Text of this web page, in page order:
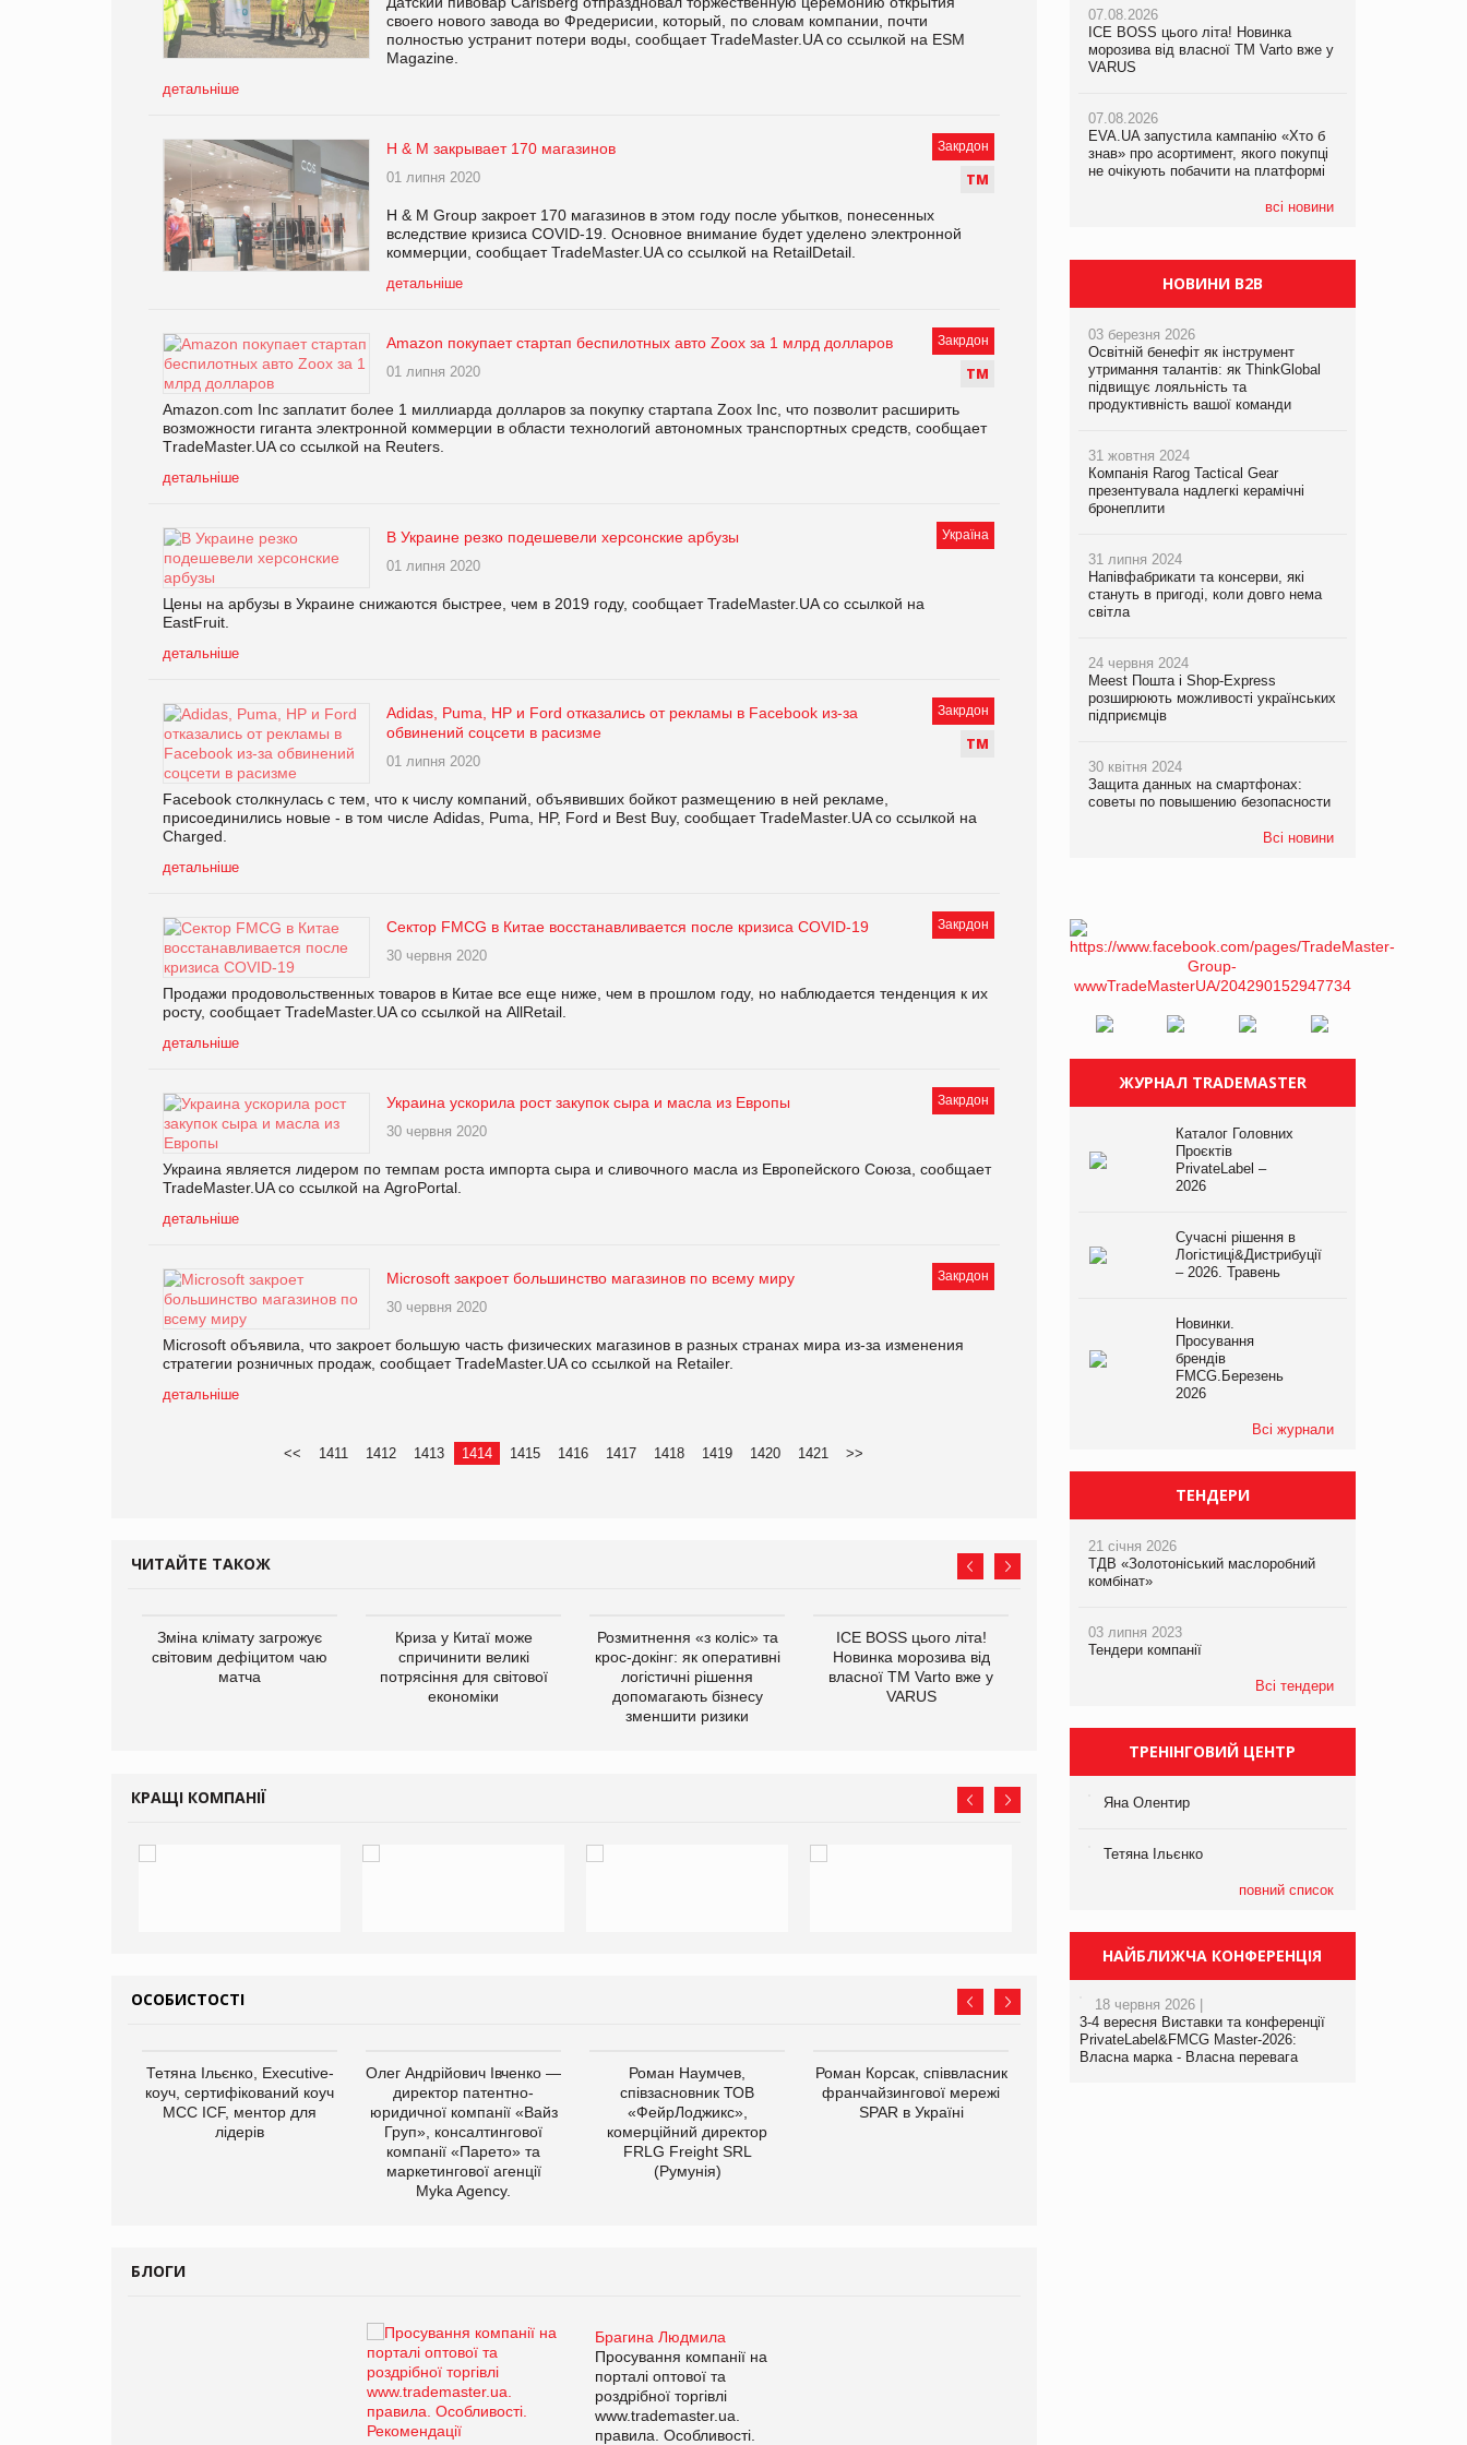
своего нового завода во Фредерисии, который, по словам компании, почти
полностью устранит потери воды, сообщает TradeMaster.UA со ссылкой на ESM
Magazine.
детальніше
Закрдон
ТМ
H & M закрывает 170 магазинов
01 липня 2020
H & M Group закроет 170 магазинов в этом году после убытков, понесенных
вследствие кризиса COVID-19. Основное внимание будет уделено электронной
коммерции, сообщает TradeMaster.UA со ссылкой на RetailDеtail.
детальніше
Закрдон
ТМ
Amazon покупает стартап беспилотных авто Zoox за 1 млрд долларов
01 липня 2020
Amazon.com Inc заплатит более 1 миллиарда долларов за покупку стартапа Zoox Inc, что позволит расширить
возможности гиганта электронной коммерции в области технологий автономных транспортных средств, сообщает
ТradeMaster.UA со ссылкой на Reuters.
детальніше
Україна
В Украине резко подешевели херсонские арбузы
01 липня 2020
Цены на арбузы в Украине снижаются быстрее, чем в 2019 году, сообщает TradeMaster.UA со ссылкой на
EastFruit.
детальніше
Закрдон
ТМ
Adidas, Puma, НР и Ford отказались от рекламы в Facebook из-за
обвинений соцсети в расизме
01 липня 2020
Facebook столкнулась с тем, что к числу компаний, объявивших бойкот размещению в ней рекламе,
присоединились новые - в том числе Adidas, Puma, HP, Ford и Best Buy, сообщает TradeMaster.UA со ссылкой на
Charged.
детальніше
Закрдон
Сектор FMCG в Китае восстанавливается после кризиса COVID-19
30 червня 2020
Продажи продовольственных товаров в Китае все еще ниже, чем в прошлом году, но наблюдается тенденция к их
росту, сообщает TradeMaster.UA со ссылкой на AllRetail.
детальніше
Закрдон
Украина ускорила рост закупок сыра и масла из Европы
30 червня 2020
Украина является лидером по темпам роста импорта сыра и сливочного масла из Европейского Союза, сообщает
TradeMaster.UA со ссылкой на AgroPortal.
детальніше
Закрдон
Microsoft закроет большинство магазинов по всему миру
30 червня 2020
Microsoft объявила, что закроет большую часть физических магазинов в разных странах мира из-за изменения
стратегии розничных продаж, сообщает TradeMaster.UA со ссылкой на Retailer.
детальніше
<< 1411 1412 1413 1414 1415 1416 1417 1418 1419 1420 1421 >>
ЧИТАЙТЕ ТАКОЖ
Зміна клімату загрожує
світовим дефіцитом чаю
матча
Криза у Китаї може
спричинити великі
потрясіння для світової
економіки
Розмитнення «з коліс» та
крос-докінг: як оперативні
логістичні рішення
допомагають бізнесу
зменшити ризики
ICE BOSS цього літа!
Новинка морозива від
власної ТМ Varto вже у
VARUS
EVA.UA запустила
кампанію «Хто б знав» про
КРАЩІ КОМПАНІЇ
ОСОБИСТОСТІ
Тетяна Ільєнко, Executive-
коуч, сертифікований коуч
МСС ICF, ментор для
лідерів
Олег Андрійович Івченко —
директор патентно-
юридичної компанії «Вайз
Груп», консалтингової
компанії «Парето» та
маркетингової агенції
Myka Agency.
Роман Наумчев,
співзасновник ТОВ
«ФейрЛоджикс»,
комерційний директор
FRLG Freight SRL
(Румунія)
Роман Корсак, співвласник
франчайзингової мережі
SPAR в Україні
БЛОГИ
Брагина Людмила
Просування компанії на
порталі оптової та
роздрібної торгівлі
www.trademaster.ua.
правила. Особливості.
07.08.2026
ICE BOSS цього літа! Новинка
морозива від власної ТМ Varto вже у
VARUS
07.08.2026
EVA.UA запустила кампанію «Хто б
знав» про асортимент, якого покупці
не очікують побачити на платформі
всі новини
07.08.2026
ICE BOSS цього літа! Новинка
морозива від власної ТМ Varto вже у
VARUS
07.08.2026
EVA.UA запустила кампанію «Хто б
знав» про асортимент, якого покупці
не очікують побачити на платформі
07.08.2026
Франція заборонила рекламні дзвінки
НОВИНИ B2B
03 березня 2026
Освітній бенефіт як інструмент
утримання талантів: як ThinkGlobal
підвищує лояльність та
продуктивність вашої команди
31 жовтня 2024
Компанія Rarog Tactical Gear
презентувала надлегкі керамічні
бронеплити
31 липня 2024
Напівфабрикати та консерви, які
стануть в пригоді, коли довго нема
світла
24 червня 2024
Meest Пошта і Shop-Express
розширюють можливості українських
підприємців
30 квітня 2024
Защита данных на смартфонах:
советы по повышению безопасности
Всі новини
ЖУРНАЛ TRADEMASTER
Каталог Головних
Проєктів
PrivateLabel –
2026
Сучасні рішення в
Логістиці&Дистрибуції
– 2026. Травень
Новинки.
Просування
брендів
FMCG.Березень
2026
Всі журнали
ТЕНДЕРИ
21 січня 2026
ТДВ «Золотоніський маслоробний
комбінат»
03 липня 2023
Тендери компанії
Всі тендери
ТРЕНІНГОВИЙ ЦЕНТР
Яна Олентир
Тетяна Ільєнко
повний список
НАЙБЛИЖЧА КОНФЕРЕНЦІЯ
18 червня 2026 |
3-4 вересня Виставки та конференції
PrivateLabel&FMCG Master-2026:
Власна марка - Власна перевага